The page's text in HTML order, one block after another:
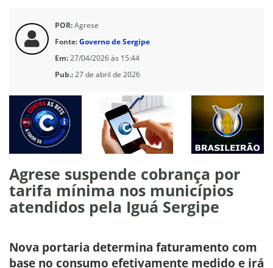
POR:Agrese
Fonte:Governo de Sergipe
Em:27/04/2026 às 15:44
Pub.:27 de abril de 2026
Agrese suspende cobrança por
tarifa mínima nos municípios
atendidos pela Iguá Sergipe
Nova portaria determina faturamento com
base no consumo efetivamente medido e irá